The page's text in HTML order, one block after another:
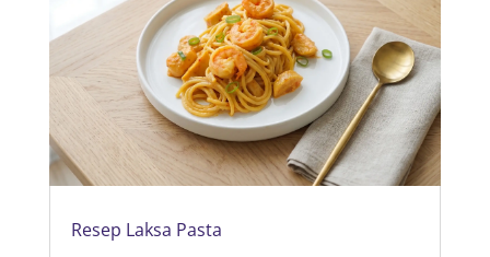
Resep Laksa Pasta